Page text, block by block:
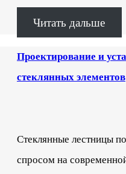
Читать дальше
Проектирование и
стеклянных элементов
Стеклянные лестницы
спросом на